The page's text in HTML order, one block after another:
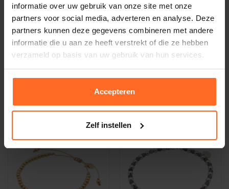
informatie over uw gebruik van onze site met onze
partners voor social media, adverteren en analyse. Deze
partners kunnen deze gegevens combineren met andere
informatie die u aan ze heeft verstrekt of die ze hebben
verzameld op basis van uw gebruik van hun services.
Accepteren
Zelf instellen
Armband Guusje Goud Armband Sophia Wit